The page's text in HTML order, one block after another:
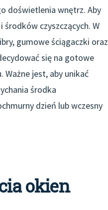
doświetlenia wnętrz. Aby
czyszczących. W
gumowe ściągaczki oraz
się na gotowe
jest, aby unikać
środka
dzień lub wczesny
okien